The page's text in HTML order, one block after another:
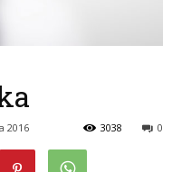
2016 0
3038